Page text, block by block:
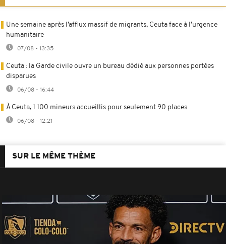
Une semaine après l’afflux massif de migrants, Ceuta face à l’urgence
humanitaire
07/08 - 13:35
Ceuta : la Garde civile ouvre un bureau dédié aux personnes portées
disparues
06/08 - 16:44
À Ceuta, 1 100 mineurs accueillis pour seulement 90 places
06/08 - 12:21
SUR LE MÊME THÈME